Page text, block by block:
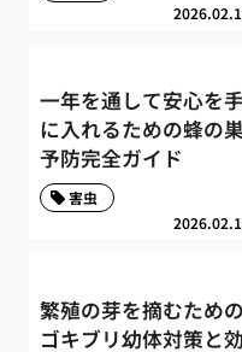
一年を通して安心を手
に入れるための蜂の巣
予防完全ガイド
害虫
繁殖の芽を摘むための
ゴキブリ幼体対策と効